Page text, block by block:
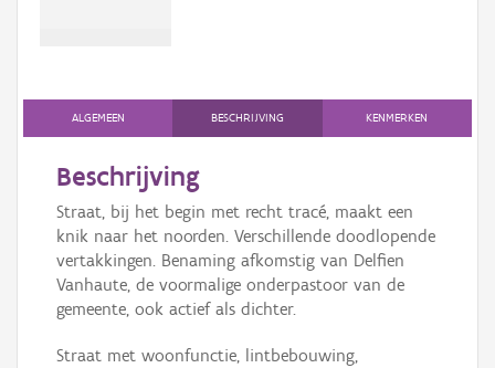
ALGEMEEN BESCHRIJVING KENMERKEN
Beschrijving
Straat, bij het begin met recht tracé, maakt een
knik naar het noorden. Verschillende doodlopende
vertakkingen. Benaming afkomstig van Delfien
Vanhaute, de voormalige onderpastoor van de
gemeente, ook actief als dichter.
Straat met woonfunctie, lintbebouwing,